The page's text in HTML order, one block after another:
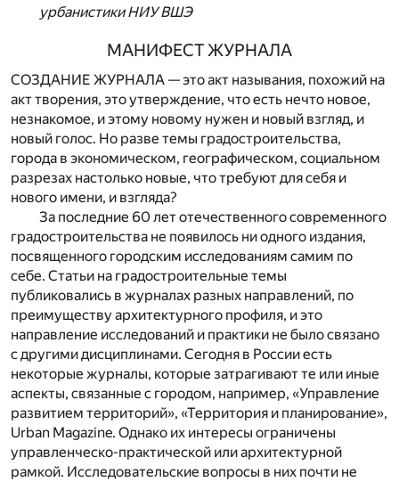
урбанистики НИУ ВШЭ
МАНИФЕСТ ЖУРНАЛА
СОЗДАНИЕ ЖУРНАЛА — это акт называния, похожий на
акт творения, это утверждение, что есть нечто новое,
незнакомое, и этому новому нужен и новый взгляд, и
новый голос. Но разве темы градостроительства,
города в экономическом, географическом, социальном
разрезах настолько новые, что требуют для себя и
нового имени, и взгляда?
За последние 60 лет отечественного современного
градостроительства не появилось ни одного издания,
посвященного городским исследованиям самим по
себе. Статьи на градостроительные темы
публиковались в журналах разных направлений, по
преимуществу архитектурного профиля, и это
направление исследований и практики не было связано
с другими дисциплинами. Сегодня в России есть
некоторые журналы, которые затрагивают те или иные
аспекты, связанные с городом, например, «Управление
развитием территорий», «Территория и планирование»,
Urban Magazine. Однако их интересы ограничены
управленческо-практической или архитектурной
рамкой. Исследовательские вопросы в них почти не